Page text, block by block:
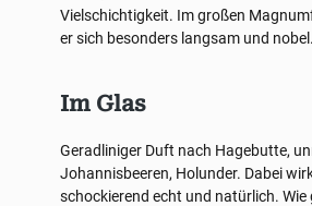
Vielschichtigkeit. Im großen
er sich besonders langsam und nobel.
Im Glas
Geradliniger Duft nach Hagebutte,
Johannisbeeren, Holunder. Dabei
schockierend echt und natürlich. Wie